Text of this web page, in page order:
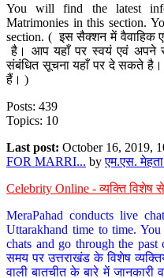
You will find the latest
Matrimonies in this section.
section. ( इस सैक्शन में वैवाहिक
है। आप यहाँ पर स्वयं एवं अपने
संबंधित सूचना यहाँ पर दे सकते है।
हैं। )
Posts: 439
Topics: 10
Last post: October 16, 2019,
FOR MARRI... byएम.एस.
Celebrity Online - व्यक्ति विशेष
MeraPahad conducts live
Uttarakhand time to time.
chats and go through the past
समय पर उत्तराखंड के विशेष
वाली बातचीत के बारे में जानकारी